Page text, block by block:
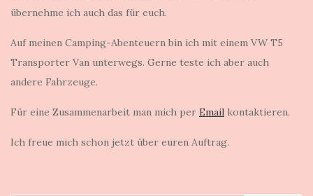
übernehme ich auch das für euch.
Auf meinen Camping-Abenteuern bin ich mit einem VW T5
Transporter Van unterwegs. Gerne teste ich aber auch
andere Fahrzeuge.
Für eine Zusammenarbeit man mich per Email kontaktieren.
Ich freue mich schon jetzt über euren Auftrag.